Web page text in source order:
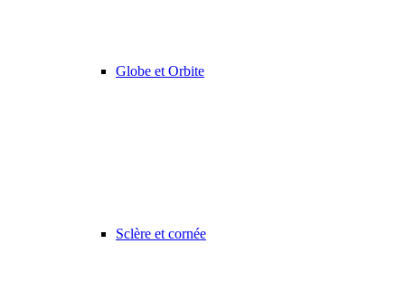
Globe et Orbite
Sclère et cornée